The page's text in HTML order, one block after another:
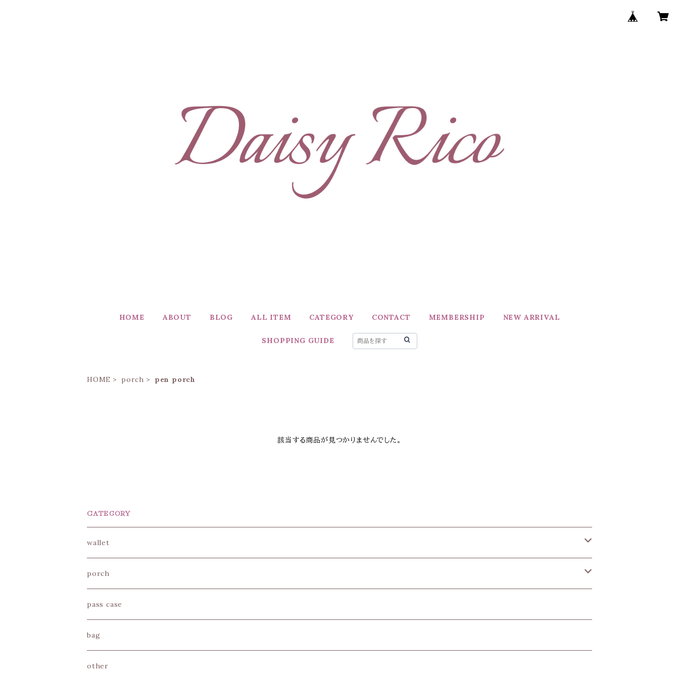
HOME ABOUT BLOG ALL ITEM CATEGORY CONTACT MEMBERSHIP NEW ARRIVAL
SHOPPING GUIDE
HOME porch pen porch
該当する商品が見つかりませんでした。
CATEGORY
wallet
mini wallet
long wallet
porch
porch
mini porch
vanity porch
pass case
bag
other